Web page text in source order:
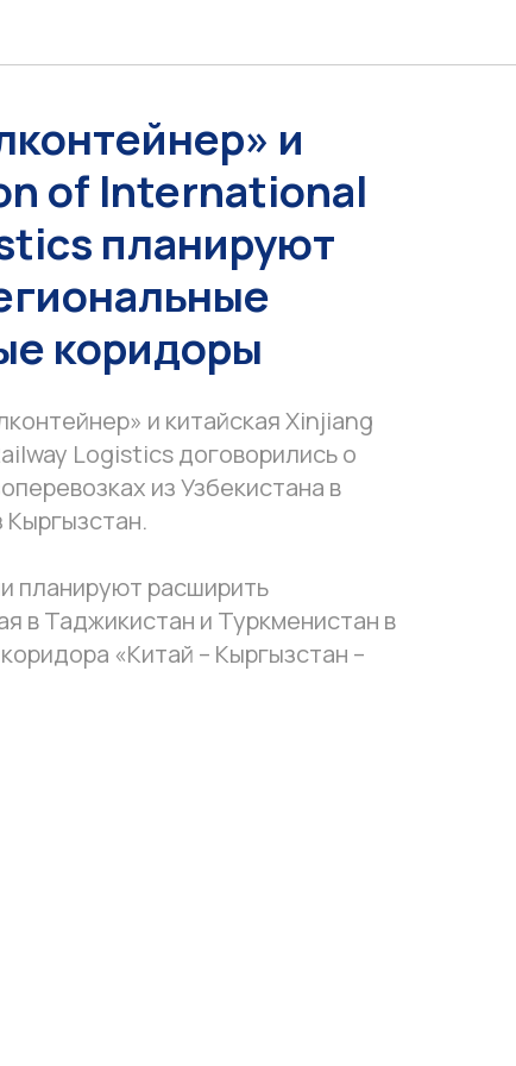
и
of International
планируют
коридоры
и китайская Xinjiang
Logistics договорились о
из Узбекистана в
Кыргызстан.
планируют расширить
в Таджикистан и Туркменистан в
«Китай – Кыргызстан –